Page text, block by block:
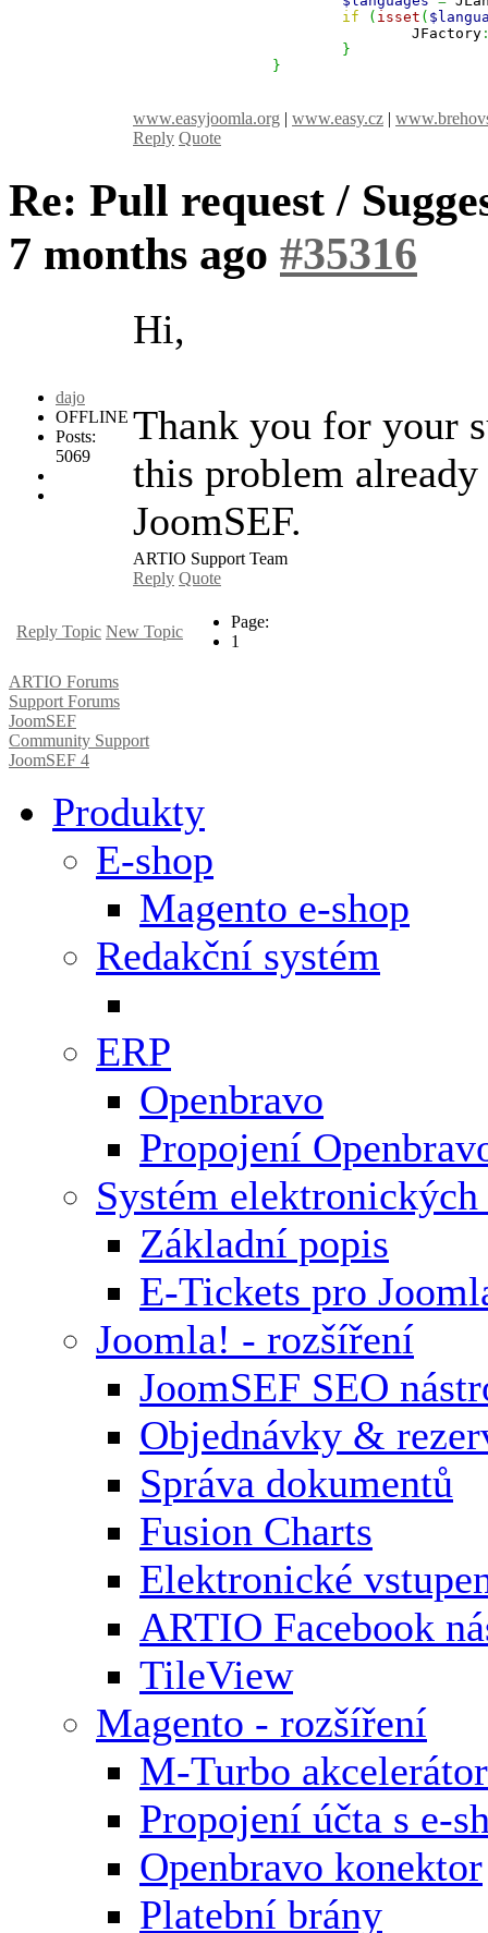
if
( isset (
				JFactory
}
}
www.easyjoomla.org | www.easy.cz |
Reply Quote
Re: Pull request /
7 months ago #35316
dajo
OFFLINE
Posts:
5069
Hi,
Thank you for your
this problem
JoomSEF.
ARTIO Support Team
Reply Quote
Reply Topic New Topic
Page:
1
ARTIO Forums
Support Forums
JoomSEF
Community Support
JoomSEF 4
Produkty
E-shop
Magento e-shop
Redakční systém
ERP
Openbravo
Propojení
Systém elektronických
Základní popis
E-Tickets pro
Joomla! - rozšíření
JoomSEF SEO
Objednávky &
Správa dokumentů
Fusion Charts
Elektronické
ARTIO Facebook
TileView
Magento - rozšíření
M-Turbo akcelerátor
Propojení účta s e-
Openbravo konektor
Platební brány